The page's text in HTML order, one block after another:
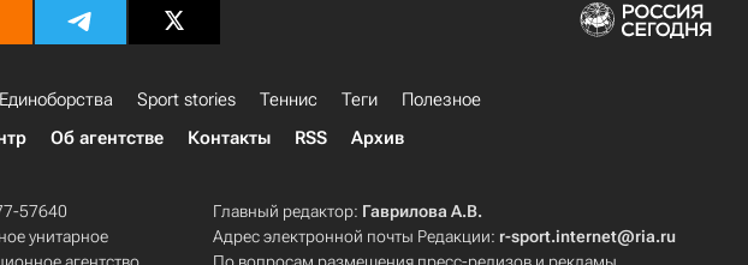
Единоборства Sport stories Теннис Теги
Полезное
Об агентстве Контакты RSS Архив
57640
унитарное
Главный редактор: Гаврилова А.В.
Адрес электронной почты Редакции: r-sport.internet@ria.ru